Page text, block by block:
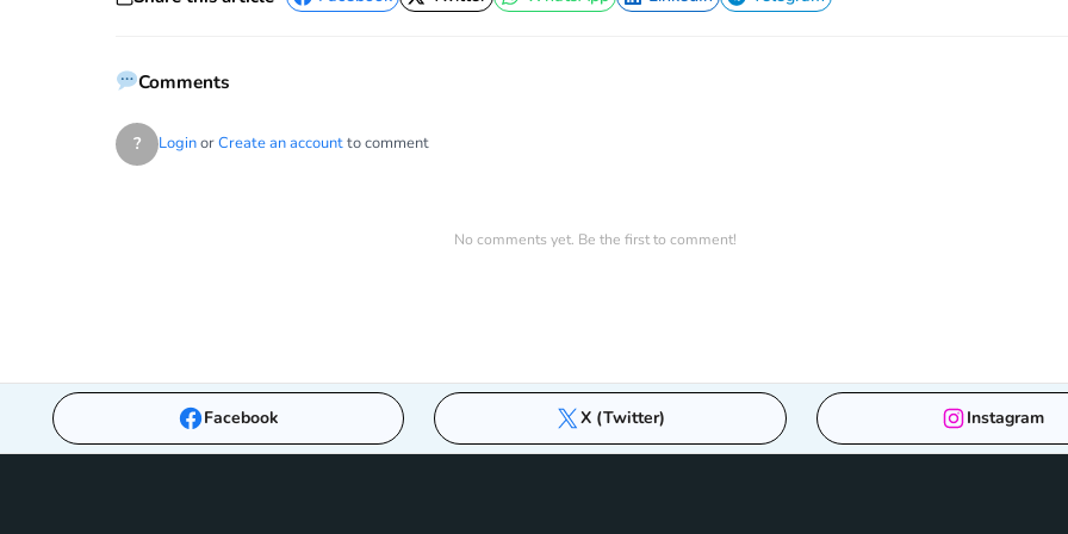
Facebook Twitter WhatsAppLinkedIn Telegram
Comments
? LoginorCreate an accountto comment
No comments yet. Be the first to comment!
Facebook X (Twitter) Instagram